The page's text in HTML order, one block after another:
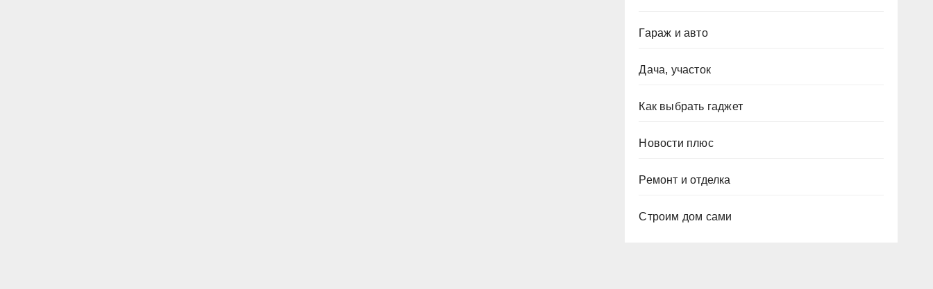
Гараж и авто
Дача, участок
Как выбрать гаджет
Новости плюс
Ремонт и отделка
Строим дом сами